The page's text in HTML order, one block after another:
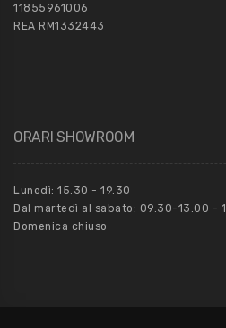
11855961006
REA RM1332443
ORARI SHOWROOM
Lunedì: 15.30 - 19.30
Dal martedì al sabato: 09.30-13.00 -
Domenica chiuso